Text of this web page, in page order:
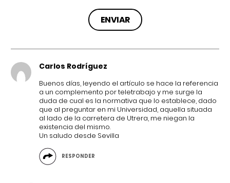
Carlos Rodríguez
Buenos días, leyendo el artículo se hace la referencia
a un complemento por teletrabajo y me surge la
duda de cual es la normativa que lo establece, dado
que al preguntar en mi Universidad, aquella situada
al lado de la carretera de Utrera, me niegan la
existencia del mismo.
Un saludo desde Sevilla
RESPONDER